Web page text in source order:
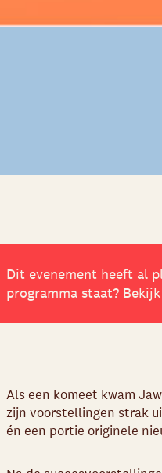
Dit evenement heeft al
programma staat?
Als een komeet kwam
zijn voorstellingen strak
én een portie originele